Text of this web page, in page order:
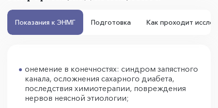
Показания к ЭНМГ Подготовка Как проходит
онемение в конечностях: синдром запястного
канала, осложнения сахарного диабета,
последствия химиотерапии, повреждения
нервов неясной этиологии;